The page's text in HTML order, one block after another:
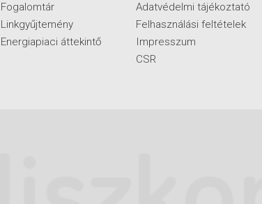
Fogalomtár
Linkgyűjtemény
Energiapiaci áttekintő
Adatvédelmi tájékoztató
Felhasználási feltételek
Impresszum
CSR